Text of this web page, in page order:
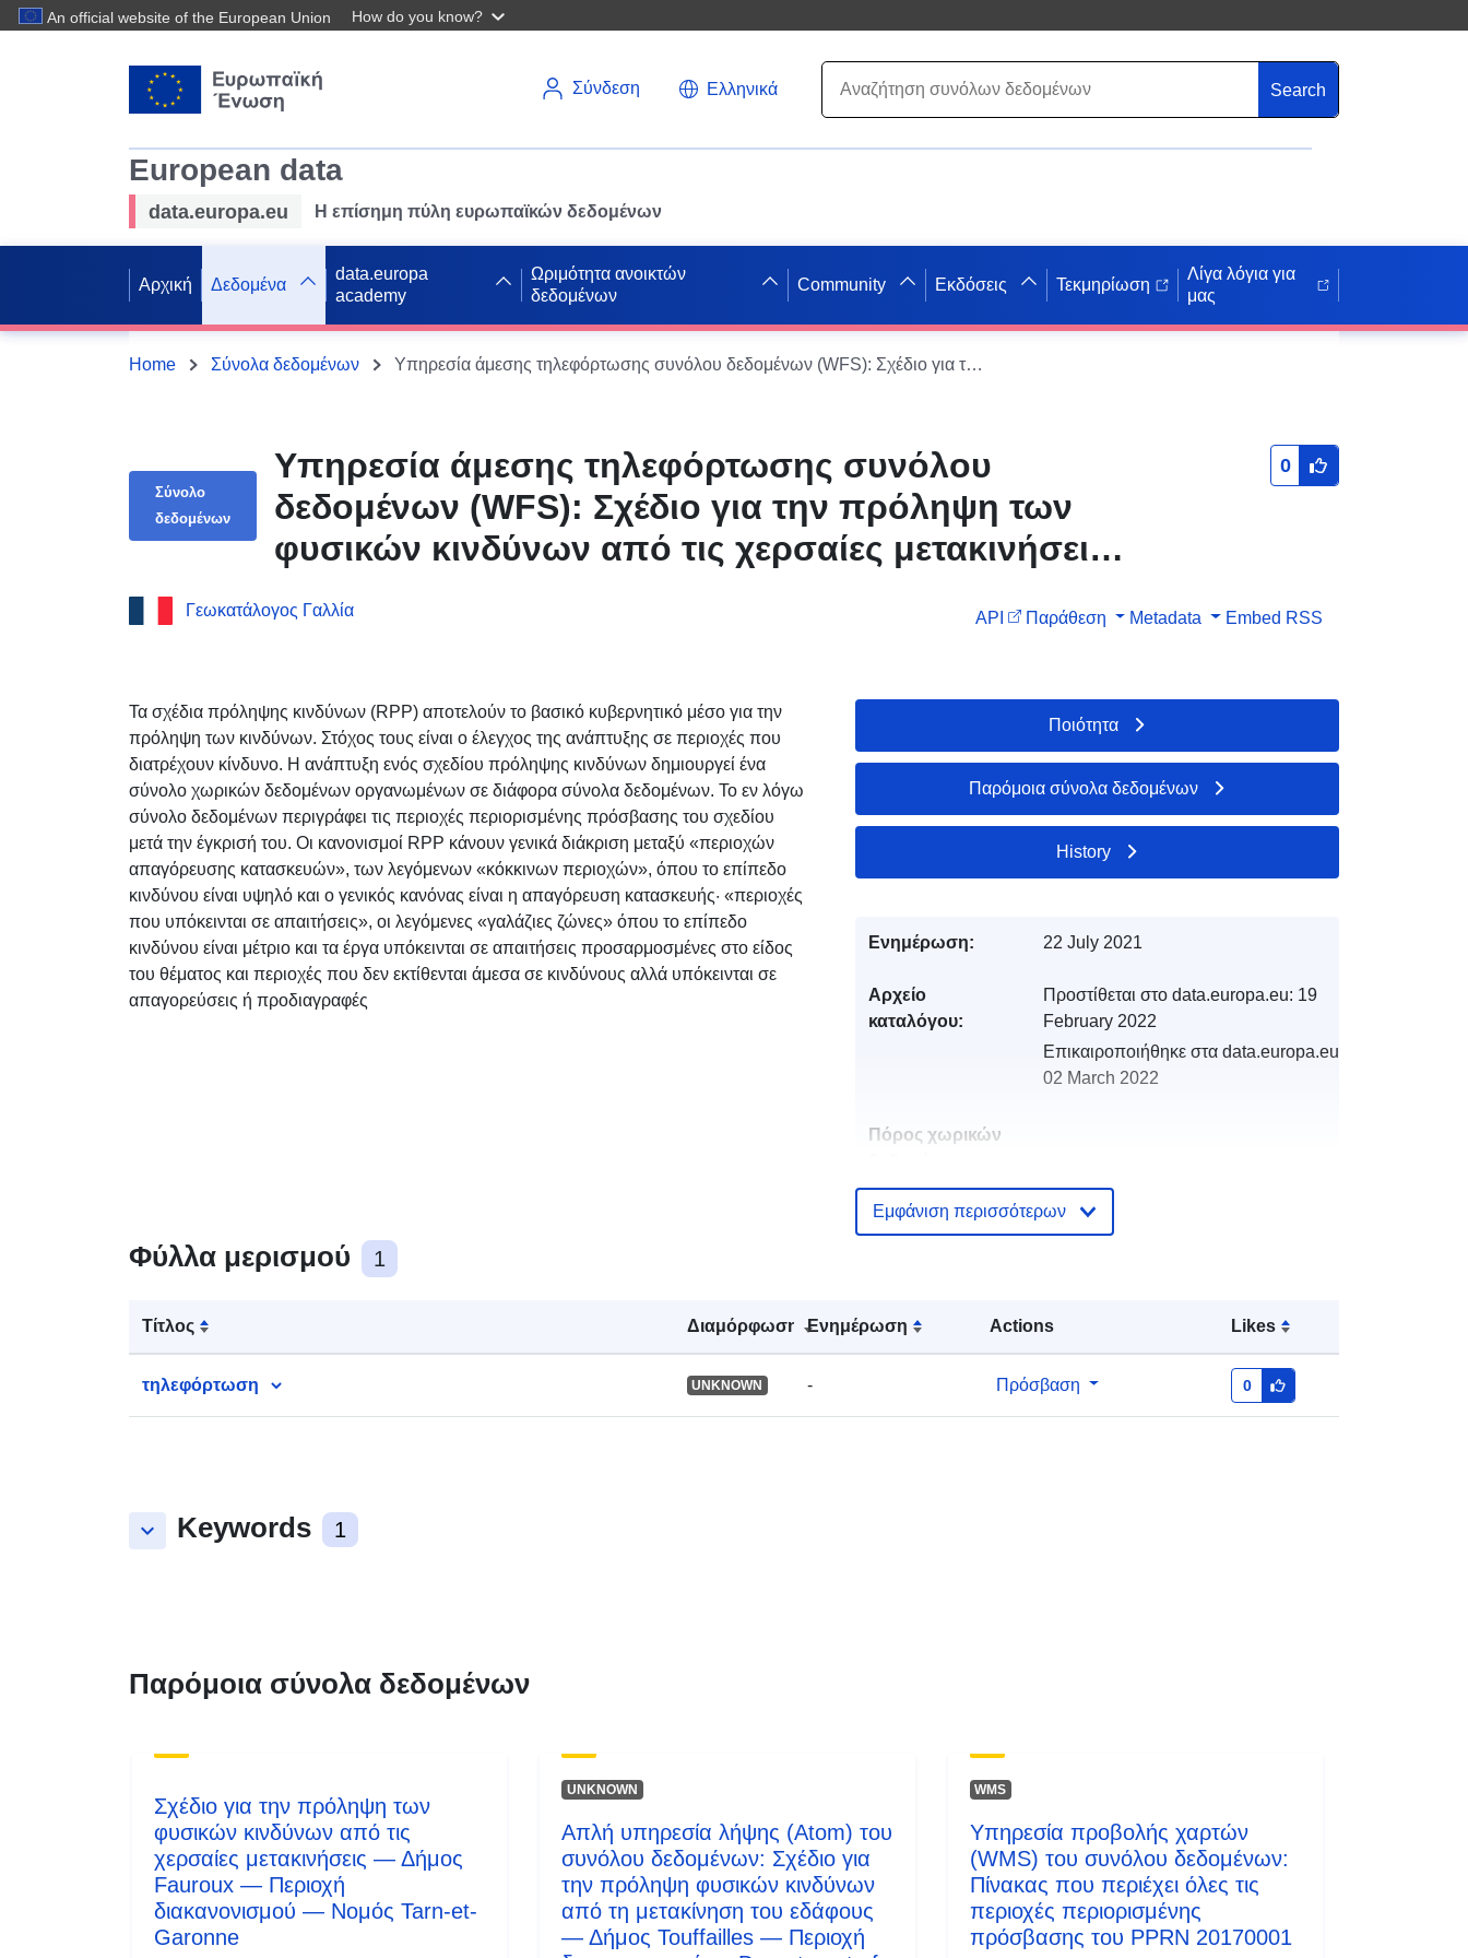
An official website of the European Union How do you know?
Σύνδεση Ελληνικά Search
European data
data.europa.eu Η επίσημη πύλη ευρωπαϊκών δεδομένων
Αρχική Δεδομένα
data.europa
academy
Ωριμότητα ανοικτών
δεδομένων
Community Εκδόσεις Τεκμηρίωση
Λίγα λόγια για
μας
Home Σύνολα δεδομένων Υπηρεσία άμεσης τηλεφόρτωσης συνόλου δεδομένων (WFS): Σχέδιο για την πρόληψη των φυσικών κινδύνων από τις χερσαίες μετακινήσεις — Δήμος Fauroux — Περιοχή διακανονισμού — Νομός Tarn-et-Garonne
Σύνολο
δεδομένων
Υπηρεσία άμεσης τηλεφόρτωσης συνόλου
δεδομένων (WFS): Σχέδιο για την πρόληψη των
φυσικών κινδύνων από τις χερσαίες μετακινήσεις
Νομός Tarn-et-Garonne
0
Γεωκατάλογος Γαλλία API Παράθεση Metadata Embed RSS
Τα σχέδια πρόληψης κινδύνων (RPP) αποτελούν το βασικό κυβερνητικό μέσο για την
πρόληψη των κινδύνων. Στόχος τους είναι ο έλεγχος της ανάπτυξης σε περιοχές που
διατρέχουν κίνδυνο. Η ανάπτυξη ενός σχεδίου πρόληψης κινδύνων δημιουργεί ένα
σύνολο χωρικών δεδομένων οργανωμένων σε διάφορα σύνολα δεδομένων. Το εν λόγω
σύνολο δεδομένων περιγράφει τις περιοχές περιορισμένης πρόσβασης του σχεδίου
μετά την έγκρισή του. Οι κανονισμοί RPP κάνουν γενικά διάκριση μεταξύ «περιοχών
απαγόρευσης κατασκευών», των λεγόμενων «κόκκινων περιοχών», όπου το επίπεδο
κινδύνου είναι υψηλό και ο γενικός κανόνας είναι η απαγόρευση κατασκευής· «περιοχές
που υπόκεινται σε απαιτήσεις», οι λεγόμενες «γαλάζιες ζώνες» όπου το επίπεδο
κινδύνου είναι μέτριο και τα έργα υπόκεινται σε απαιτήσεις προσαρμοσμένες στο είδος
του θέματος και περιοχές που δεν εκτίθενται άμεσα σε κινδύνους αλλά υπόκεινται σε
απαγορεύσεις ή προδιαγραφές
Φύλλα μερισμού 1
Τίτλος Διαμόρφωση Ενημέρωση Actions Likes
τηλεφόρτωση UNKNOWN - Πρόσβαση 0
keyboard_arrow_down Keywords 1
Ποιότητα
Παρόμοια σύνολα δεδομένων
History
Ενημέρωση: 22 July 2021
Αρχείο
καταλόγου:
Προστίθεται στο data.europa.eu: 19
February 2022
Επικαιροποιήθηκε στα data.europa.eu:
02 March 2022
Πόρος χωρικών
Αναγνωριστικά:
http://catalogue.geo-
ide.developpement-
4fda-b553-018cdc2e27c2
http://data.europa.eu/88u/dataset/fr-
120066022-srv-66507302-fd34-
4159-b9ef-bf80048b60b4
Εμφάνιση περισσότερων
Παρόμοια σύνολα δεδομένων
Σχέδιο για την πρόληψη των
φυσικών κινδύνων από τις
χερσαίες μετακινήσεις — Δήμος
Fauroux — Περιοχή
διακανονισμού — Νομός Tarn-et-
Garonne
UNKNOWN
Απλή υπηρεσία λήψης (Atom) του
συνόλου δεδομένων: Σχέδιο για
την πρόληψη φυσικών κινδύνων
από τη μετακίνηση του εδάφους
— Δήμος Touffailles — Περιοχή
WMS
Υπηρεσία προβολής χαρτών
(WMS) του συνόλου δεδομένων:
Πίνακας που περιέχει όλες τις
περιοχές περιορισμένης
πρόσβασης του PPRN 20170001